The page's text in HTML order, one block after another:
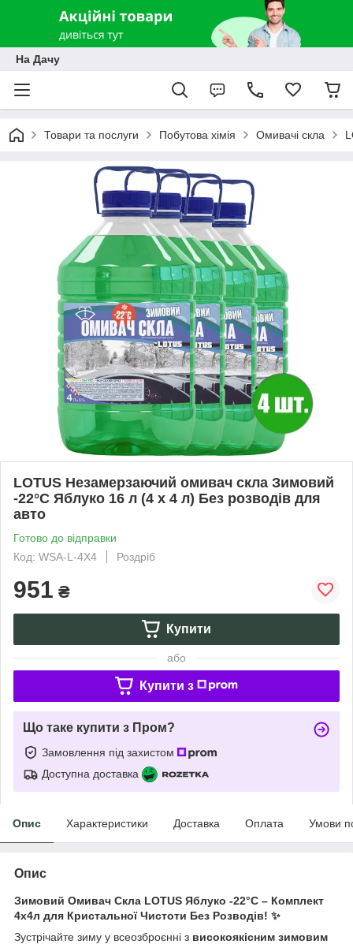
На Дачу
Товари та послуги Побутова хімія Омивачі скла
LOTUS Незамерзаючий омивач скла Зимовий
-22°C Яблуко 16 л (4 х 4 л) Без розводів для
авто
Готово до відправки
Код: WSA-L-4X4
Роздріб
951 ₴
Купити
або
Купити з
Що таке купити з Пром?
Замовлення під захистом
Доступна доставка
Опис Характеристики Доставка Оплата Умови
Опис
Зимовий Омивач Скла LOTUS Яблуко -22°C – Комплект
4х4л для Кристальної Чистоти Без Розводів! ✨
Зустрічайте зиму у всеозброєнні з високоякісним зимовим